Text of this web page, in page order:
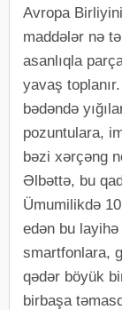
Avropa
maddələr nə
asanlıqla
yavaş
bədəndə
pozuntulara,
bəzi xərçəng
Əlbəttə, bu
Ümumilikdə
edən bu
smartfonlara,
qədər böyük
birbaşa